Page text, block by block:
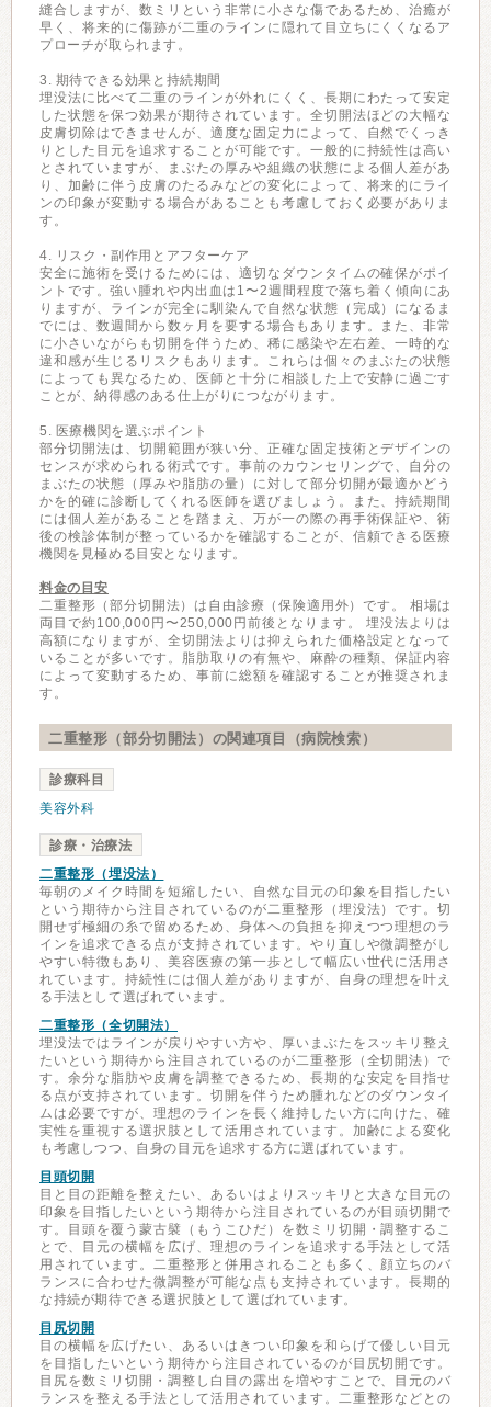
縫合しますが、数ミリという非常に小さな傷であるため、治癒が
早く、将来的に傷跡が二重のラインに隠れて目立ちにくくなるア
プローチが取られます。
3. 期待できる効果と持続期間
埋没法に比べて二重のラインが外れにくく、長期にわたって安定
した状態を保つ効果が期待されています。全切開法ほどの大幅な
皮膚切除はできませんが、適度な固定力によって、自然でくっき
りとした目元を追求することが可能です。一般的に持続性は高い
とされていますが、まぶたの厚みや組織の状態による個人差があ
り、加齢に伴う皮膚のたるみなどの変化によって、将来的にライ
ンの印象が変動する場合があることも考慮しておく必要がありま
す。
4. リスク・副作用とアフターケア
安全に施術を受けるためには、適切なダウンタイムの確保がポイ
ントです。強い腫れや内出血は1〜2週間程度で落ち着く傾向にあ
りますが、ラインが完全に馴染んで自然な状態（完成）になるま
でには、数週間から数ヶ月を要する場合もあります。また、非常
に小さいながらも切開を伴うため、稀に感染や左右差、一時的な
違和感が生じるリスクもあります。これらは個々のまぶたの状態
によっても異なるため、医師と十分に相談した上で安静に過ごす
ことが、納得感のある仕上がりにつながります。
5. 医療機関を選ぶポイント
部分切開法は、切開範囲が狭い分、正確な固定技術とデザインの
センスが求められる術式です。事前のカウンセリングで、自分の
まぶたの状態（厚みや脂肪の量）に対して部分切開が最適かどう
かを的確に診断してくれる医師を選びましょう。また、持続期間
には個人差があることを踏まえ、万が一の際の再手術保証や、術
後の検診体制が整っているかを確認することが、信頼できる医療
機関を見極める目安となります。
料金の目安
二重整形（部分切開法）は自由診療（保険適用外）です。 相場は
両目で約100,000円〜250,000円前後となります。 埋没法よりは
高額になりますが、全切開法よりは抑えられた価格設定となって
いることが多いです。脂肪取りの有無や、麻酔の種類、保証内容
によって変動するため、事前に総額を確認することが推奨されま
す。
二重整形（部分切開法）の関連項目（病院検索）
診療科目
美容外科
診療・治療法
二重整形（埋没法）
毎朝のメイク時間を短縮したい、自然な目元の印象を目指したい
という期待から注目されているのが二重整形（埋没法）です。切
開せず極細の糸で留めるため、身体への負担を抑えつつ理想のラ
インを追求できる点が支持されています。やり直しや微調整がし
やすい特徴もあり、美容医療の第一歩として幅広い世代に活用さ
れています。持続性には個人差がありますが、自身の理想を叶え
る手法として選ばれています。
二重整形（全切開法）
埋没法ではラインが戻りやすい方や、厚いまぶたをスッキリ整え
たいという期待から注目されているのが二重整形（全切開法）で
す。余分な脂肪や皮膚を調整できるため、長期的な安定を目指せ
る点が支持されています。切開を伴うため腫れなどのダウンタイ
ムは必要ですが、理想のラインを長く維持したい方に向けた、確
実性を重視する選択肢として活用されています。加齢による変化
も考慮しつつ、自身の目元を追求する方に選ばれています。
目頭切開
目と目の距離を整えたい、あるいはよりスッキリと大きな目元の
印象を目指したいという期待から注目されているのが目頭切開で
す。目頭を覆う蒙古襞（もうこひだ）を数ミリ切開・調整するこ
とで、目元の横幅を広げ、理想のラインを追求する手法として活
用されています。二重整形と併用されることも多く、顔立ちのバ
ランスに合わせた微調整が可能な点も支持されています。長期的
な持続が期待できる選択肢として選ばれています。
目尻切開
目の横幅を広げたい、あるいはきつい印象を和らげて優しい目元
を目指したいという期待から注目されているのが目尻切開です。
目尻を数ミリ切開・調整し白目の露出を増やすことで、目元のバ
ランスを整える手法として活用されています。二重整形などとの